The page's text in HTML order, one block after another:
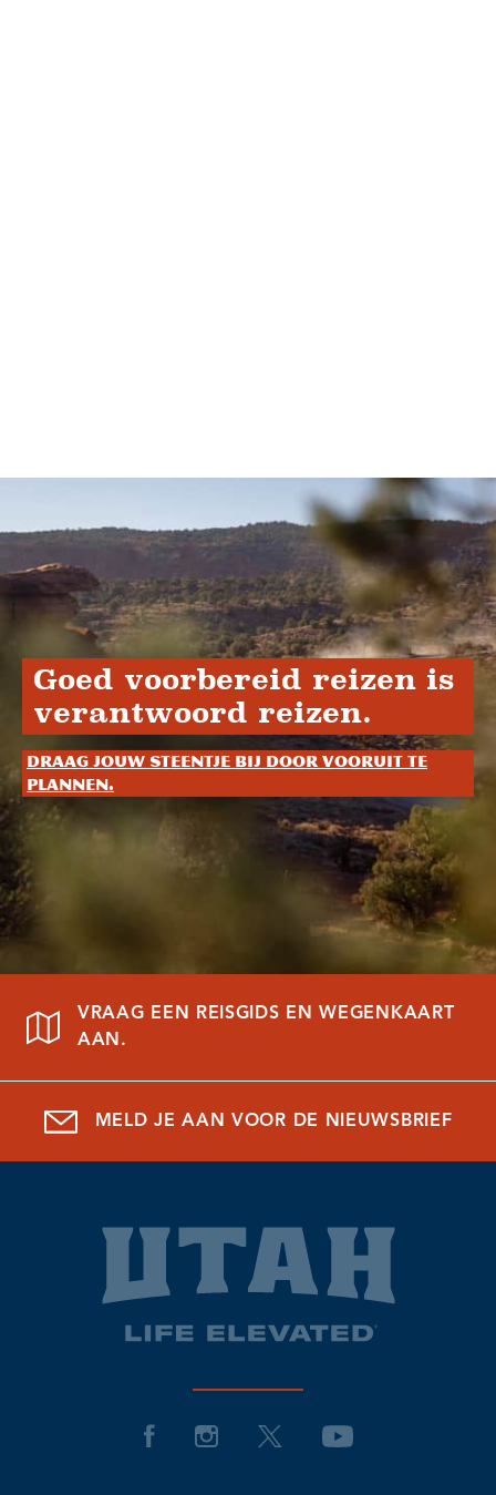
Goed voorbereid reizen is
verantwoord reizen.
Draag jouw steentje bij door vooruit te
plannen.
VRAAG EEN REISGIDS EN WEGENKAART
AAN.
MELD JE AAN VOOR DE NIEUWSBRIEF